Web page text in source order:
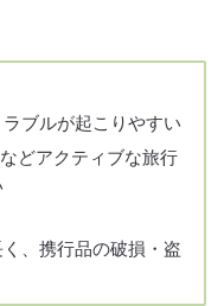
ブルが起こりやすい
どアクティブな旅行
、携行品の破損・盗